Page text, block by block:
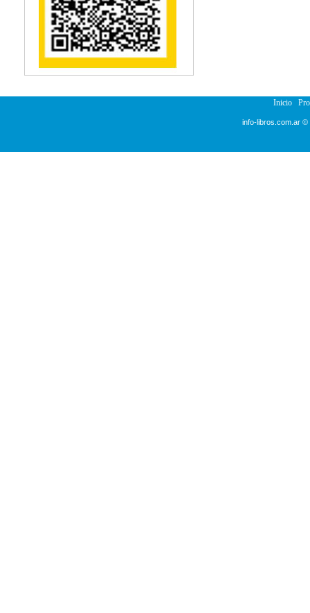
Reumatología
Salud Pública
Semiología
Terapia Ocupacional
Urología
Inicio
info-libros.com.ar